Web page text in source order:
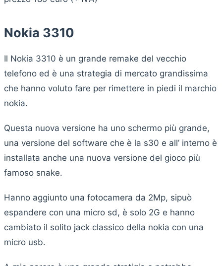
Nokia 3310
Il Nokia 3310 è un grande remake del vecchio
telefono ed è una strategia di mercato grandissima
che hanno voluto fare per rimettere in piedi il marchio
nokia.
Questa nuova versione ha uno schermo più grande,
una versione del software che è la s30 e all’ interno è
installata anche una nuova versione del gioco più
famoso snake.
Hanno aggiunto una fotocamera da 2Mp, sipuò
espandere con una micro sd, è solo 2G e hanno
cambiato il solito jack classico della nokia con una
micro usb.